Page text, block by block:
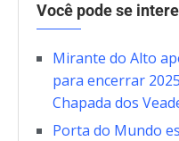
Você pode se
Mirante do Alto
para encerrar
Chapada dos
Porta do Mundo